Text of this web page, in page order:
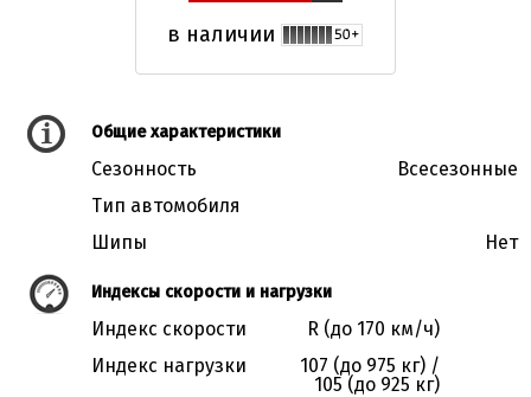
в наличии
Общие характеристики
Сезонность
Всесезонные
Тип автомобиля
Шипы
Нет
Индексы скорости и нагрузки
Индекс скорости
R (до 170 км/ч)
Индекс нагрузки
107 (до 975 кг) /
105 (до 925 кг)